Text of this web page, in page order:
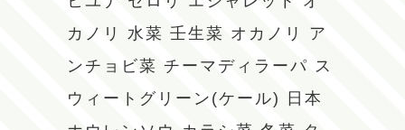
カノリ
水菜 壬生菜 オカノリ
ア
ンチョビ菜 チーマディラーパ ス
ウィートグリーン(ケール)
日本